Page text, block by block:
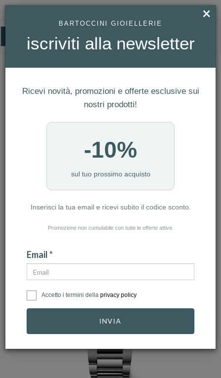
HOMEPAGE CONQUEST REF. L3.320.4.97.6
CONQUEST Ref. L3.320.4.97.6
×
BARTOCCINI GIOIELLERIE
iscriviti alla newsletter
Ricevi novità, promozioni e offerte esclusive sui
nostri prodotti!
-10%
sul tuo prossimo acquisto
Inserisci la tua email e ricevi subito il codice sconto.
Promozione non cumulabile con tutte le offerte attive.
Email *
Accetto i termini della privacy policy
INVIA